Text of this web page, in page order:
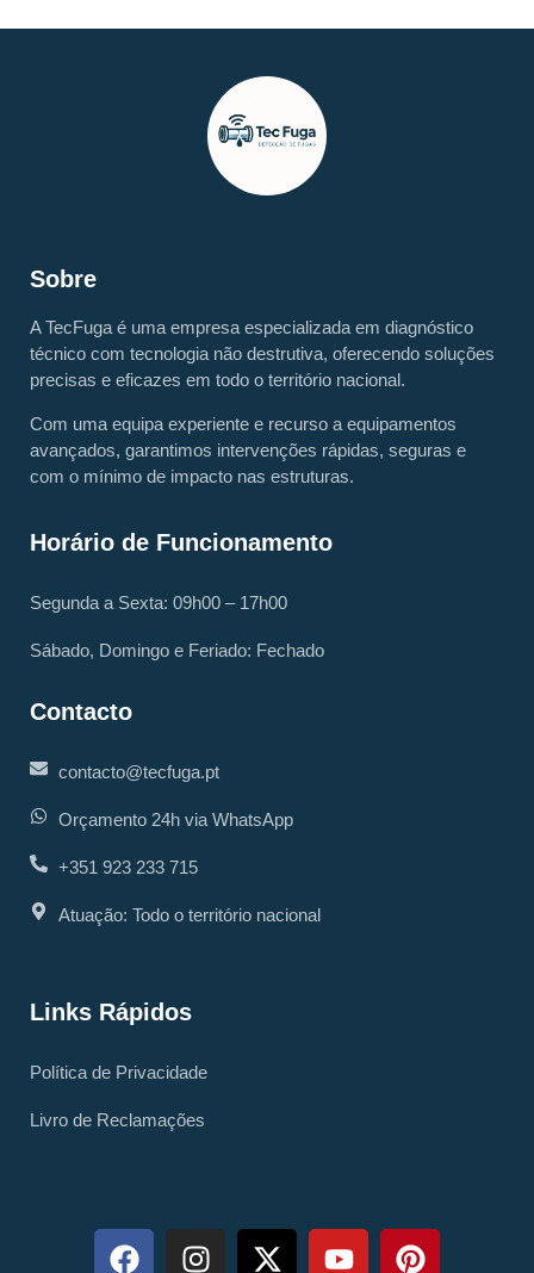
Sobre
A TecFuga é uma empresa especializada em diagnóstico
técnico com tecnologia não destrutiva, oferecendo soluções
precisas e eficazes em todo o território nacional.
Com uma equipa experiente e recurso a equipamentos
avançados, garantimos intervenções rápidas, seguras e
com o mínimo de impacto nas estruturas.
Horário de Funcionamento
Segunda a Sexta: 09h00 – 17h00
Sábado, Domingo e Feriado: Fechado
Contacto
contacto@tecfuga.pt
Orçamento 24h via WhatsApp
+351 923 233 715
Atuação: Todo o território nacional
Links Rápidos
Política de Privacidade
Livro de Reclamações